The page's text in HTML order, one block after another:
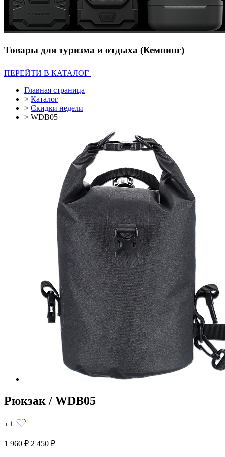
Товары для туризма и отдыха (Кемпинг)
ПЕРЕЙТИ В КАТАЛОГ
Главная страница
> Каталог
> Скидки недели
> WDB05
Рюкзак / WDB05
1 960 ₽ 2 450 ₽